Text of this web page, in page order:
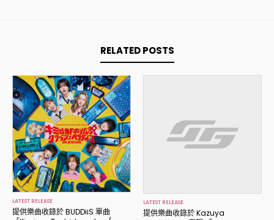
RELATED POSTS
LATEST RELEASE
提供樂曲收錄於 BUDDiiS 單曲
LATEST RELEASE
提供樂曲收錄於 Kazuya